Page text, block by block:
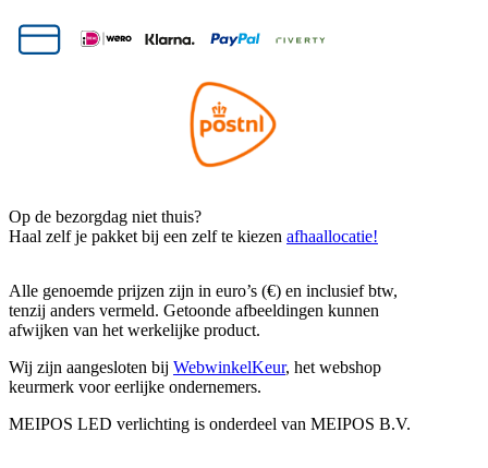
Op de bezorgdag niet thuis?
Haal zelf je pakket bij een zelf te kiezen afhaallocatie!
Alle genoemde prijzen zijn in euro’s (€) en inclusief btw,
tenzij anders vermeld. Getoonde afbeeldingen kunnen
afwijken van het werkelijke product.
Wij zijn aangesloten bij WebwinkelKeur, het webshop
keurmerk voor eerlijke ondernemers.
MEIPOS LED verlichting is onderdeel van MEIPOS B.V.